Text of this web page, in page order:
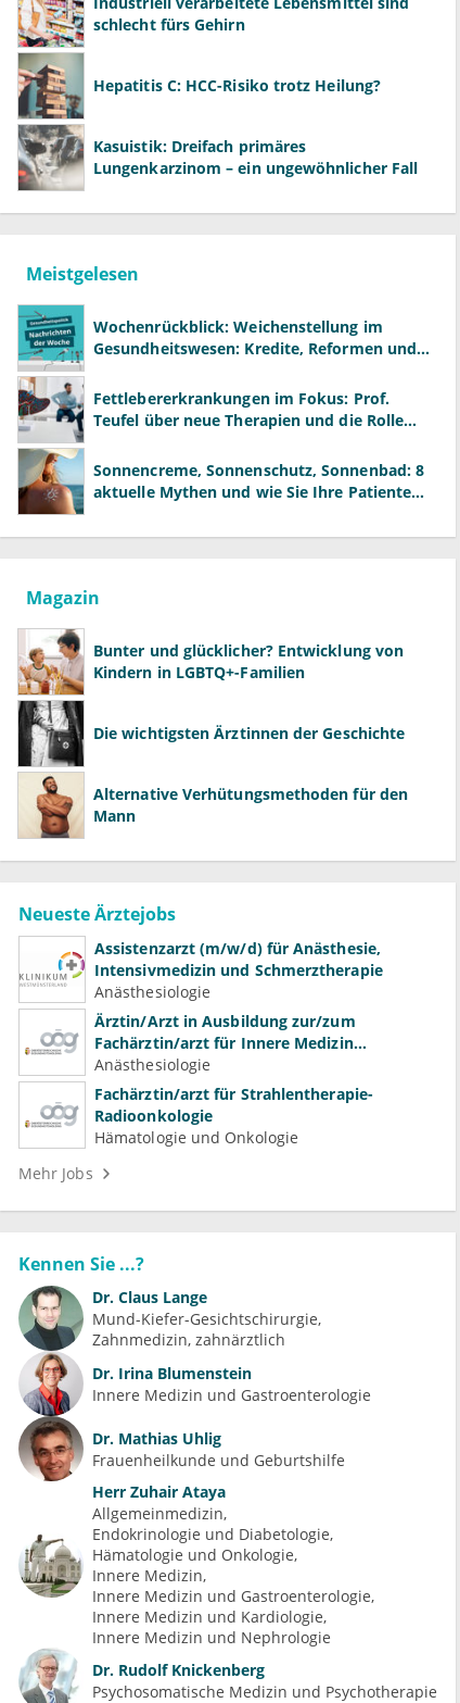
schlecht fürs Gehirn
Hepatitis C: HCC-Risiko trotz Heilung?
Kasuistik: Dreifach primäres
Lungenkarzinom – ein ungewöhnlicher Fall
Meistgelesen
Wochenrückblick: Weichenstellung im
Gesundheitswesen: Kredite, Reformen und
Fettlebererkrankungen im Fokus: Prof.
Teufel über neue Therapien und die Rolle
Sonnencreme, Sonnenschutz, Sonnenbad: 8
aktuelle Mythen und wie Sie Ihre Patienten
Magazin
Bunter und glücklicher? Entwicklung von
Kindern in LGBTQ+-Familien
Die wichtigsten Ärztinnen der Geschichte
Alternative Verhütungsmethoden für den
Mann
Neueste Ärztejobs
Assistenzarzt (m/w/d) für Anästhesie,
Intensivmedizin und Schmerztherapie
Anästhesiologie
Ärztin/Arzt in Ausbildung zur/zum
Fachärztin/arzt für Innere Medizin
(Kardiologie, Nephrologie, Intensivmedizin)
Anästhesiologie
Fachärztin/arzt für Strahlentherapie-
Radioonkologie
Hämatologie und Onkologie
Mehr Jobs
Kennen Sie ...?
Dr. Claus Lange
Mund-Kiefer-Gesichtschirurgie
Zahnmedizin, zahnärztlich
Dr. Irina Blumenstein
Innere Medizin und Gastroenterologie
Dr. Mathias Uhlig
Frauenheilkunde und Geburtshilfe
Herr Zuhair Ataya
Allgemeinmedizin
Endokrinologie und Diabetologie
Hämatologie und Onkologie
Innere Medizin
Innere Medizin und Gastroenterologie
Innere Medizin und Kardiologie
Innere Medizin und Nephrologie
Dr. Rudolf Knickenberg
Psychosomatische Medizin und Psychotherapie